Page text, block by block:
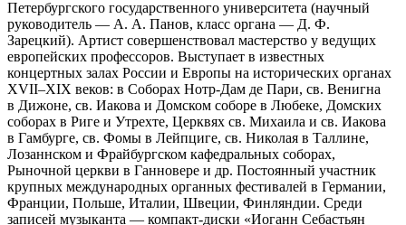
Петербургского государственного университета (научный
руководитель — А. А. Панов, класс органа — Д. Ф.
Зарецкий). Артист совершенствовал мастерство у ведущих
европейских профессоров. Выступает в известных
концертных залах России и Европы на исторических органах
XVII–XIX веков: в Соборах Нотр-Дам де Пари, св. Венигна
в Дижоне, св. Иакова и Домском соборе в Любеке, Домских
соборах в Риге и Утрехте, Церквях св. Михаила и св. Иакова
в Гамбурге, св. Фомы в Лейпциге, св. Николая в Таллине,
Лозаннском и Фрайбургском кафедральных соборах,
Рыночной церкви в Ганновере и др. Постоянный участник
крупных международных органных фестивалей в Германии,
Франции, Польше, Италии, Швеции, Финляндии. Среди
записей музыканта — компакт-диски «Иоганн Себастьян